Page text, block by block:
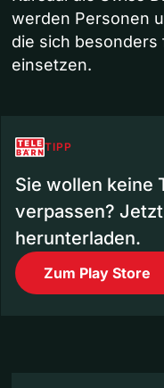
werden Personen
die sich besonders
einsetzen.
TIPP
Sie wollen keine
verpassen?
herunterladen.
Zum Play Store